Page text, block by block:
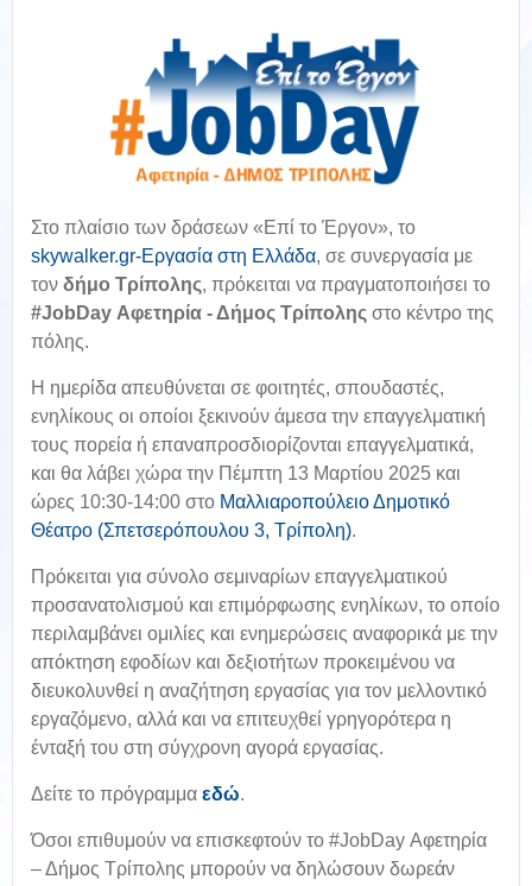
Στο πλαίσιο των δράσεων «Επί το Έργον», το
skywalker.gr-Εργασία στη Ελλάδα, σε συνεργασία με
τον δήμο Τρίπολης, πρόκειται να πραγματοποιήσει το
#JobDay Αφετηρία - Δήμος Τρίπολης στο κέντρο της
πόλης.
Η ημερίδα απευθύνεται σε φοιτητές, σπουδαστές,
ενηλίκους οι οποίοι ξεκινούν άμεσα την επαγγελματική
τους πορεία ή επαναπροσδιορίζονται επαγγελματικά,
και θα λάβει χώρα την Πέμπτη 13 Μαρτίου 2025 και
ώρες 10:30-14:00 στο Μαλλιαροπούλειο Δημοτικό
Θέατρο (Σπετσερόπουλου 3, Τρίπολη).
Πρόκειται για σύνολο σεμιναρίων επαγγελματικού
προσανατολισμού και επιμόρφωσης ενηλίκων, το οποίο
περιλαμβάνει ομιλίες και ενημερώσεις αναφορικά με την
απόκτηση εφοδίων και δεξιοτήτων προκειμένου να
διευκολυνθεί η αναζήτηση εργασίας για τον μελλοντικό
εργαζόμενο, αλλά και να επιτευχθεί γρηγορότερα η
ένταξή του στη σύγχρονη αγορά εργασίας.
Δείτε το πρόγραμμα εδώ.
Όσοι επιθυμούν να επισκεφτούν το #JobDay Αφετηρία
– Δήμος Τρίπολης μπορούν να δηλώσουν δωρεάν